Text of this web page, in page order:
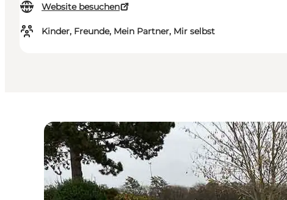
Website besuchen
Kinder, Freunde, Mein Partner, Mir selbst